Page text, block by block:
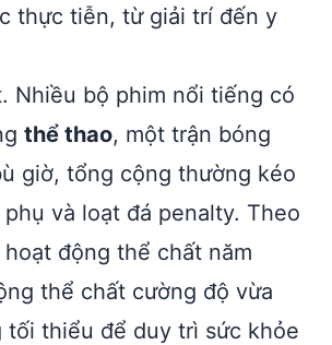
thực tiễn, từ giải trí đến y
Nhiều bộ phim nổi tiếng có
thể thao, một trận bóng
giờ, tổng cộng thường kéo
và loạt đá penalty. Theo
động thể chất năm
thể chất cường độ vừa
thiểu để duy trì sức khỏe